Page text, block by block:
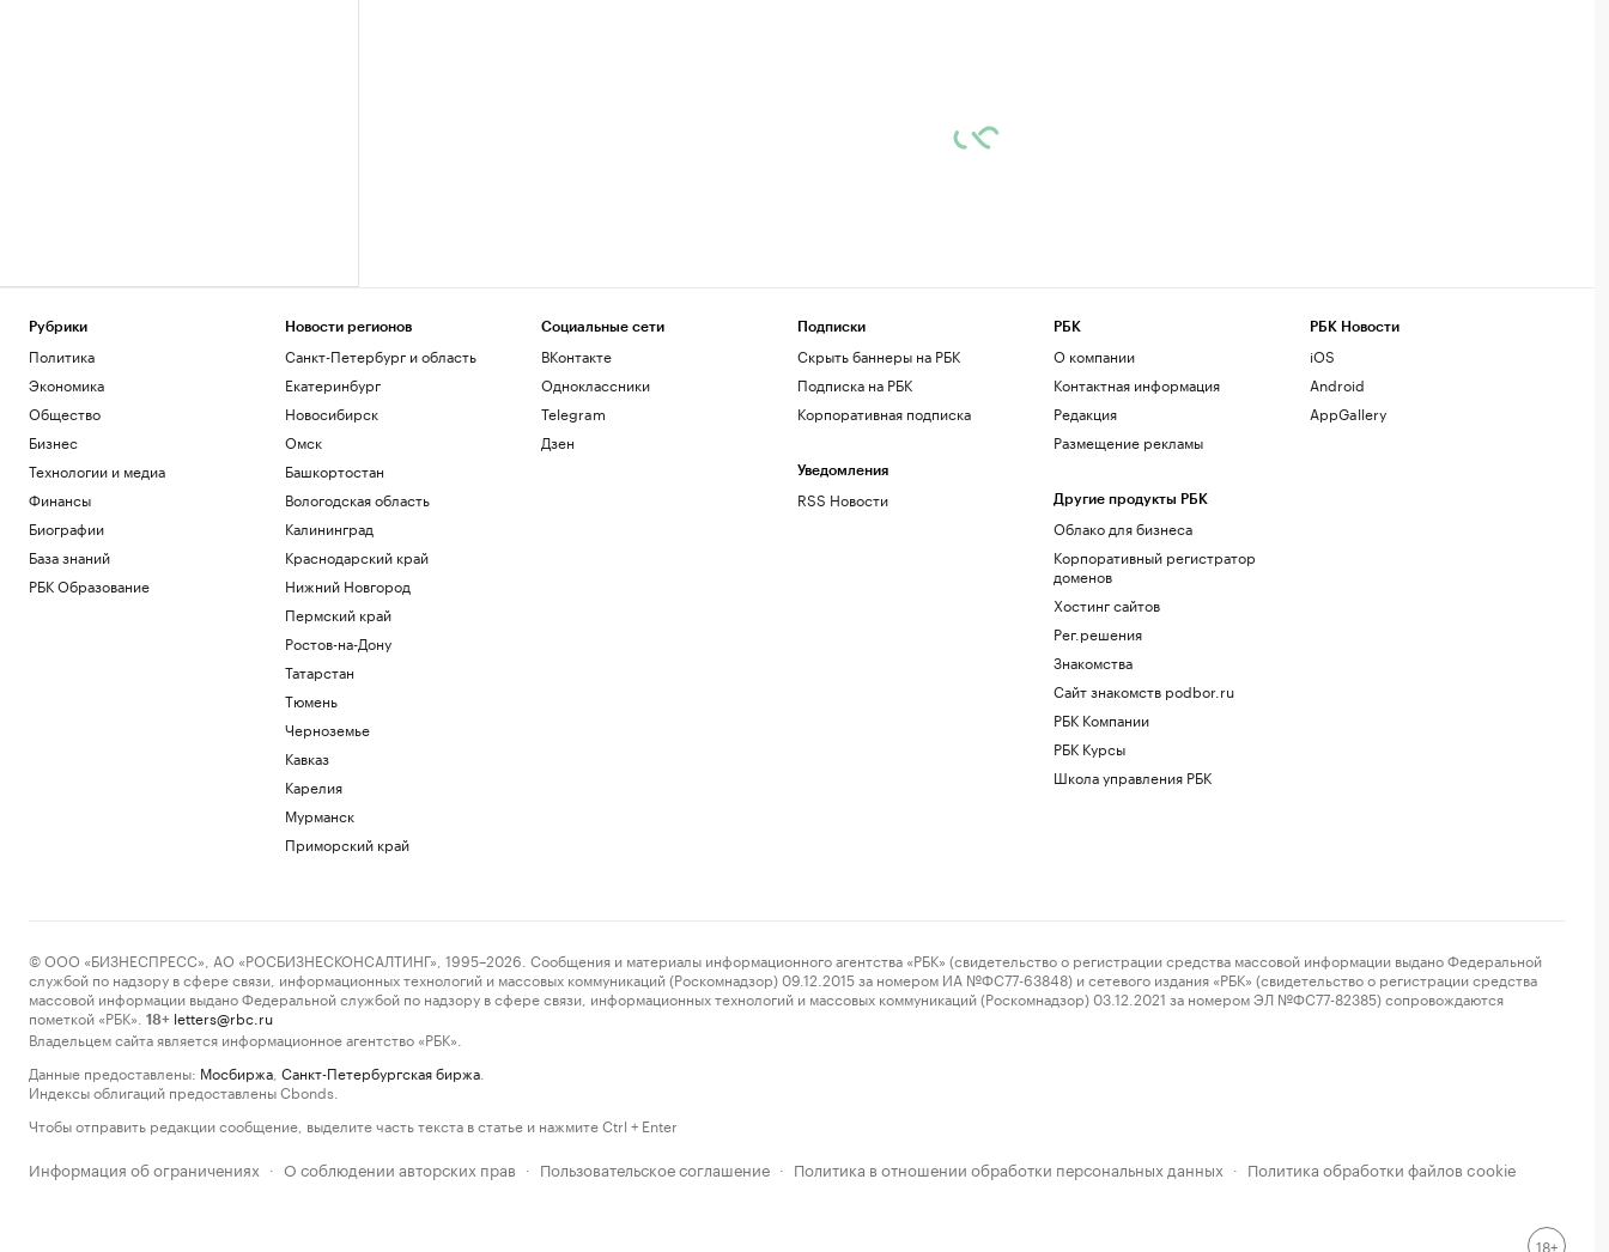
Рубрики
Политика
Экономика
Общество
Бизнес
Технологии и медиа
Финансы
Биографии
База знаний
РБК Образование
Новости регионов
Санкт-Петербург и область
Екатеринбург
Новосибирск
Омск
Башкортостан
Вологодская область
Калининград
Краснодарский край
Нижний Новгород
Пермский край
Ростов-на-Дону
Татарстан
Тюмень
Черноземье
Кавказ
Карелия
Мурманск
Приморский край
Социальные сети
ВКонтакте
Одноклассники
Telegram
Дзен
Подписки
Скрыть баннеры на РБК
Подписка на РБК
Корпоративная подписка
Уведомления
RSS Новости
РБК
О компании
Контактная информация
Редакция
Размещение рекламы
Другие продукты РБК
Облако для бизнеса
Корпоративный регистратор
доменов
Хостинг сайтов
Рег.решения
Знакомства
Сайт знакомств podbor.ru
РБК Компании
РБК Курсы
Школа управления РБК
РБК Новости
iOS
Android
AppGallery
© ООО «БИЗНЕСПРЕСС», АО «РОСБИЗНЕСКОНСАЛТИНГ», 1995–2026. Сообщения и материалы информационного агентства «РБК» (свидетельство о регистрации средства массовой информации выдано Федеральной
службой по надзору в сфере связи, информационных технологий и массовых коммуникаций (Роскомнадзор) 09.12.2015 за номером ИА №ФС77-63848) и сетевого издания «РБК» (свидетельство о регистрации средства
массовой информации выдано Федеральной службой по надзору в сфере связи, информационных технологий и массовых коммуникаций (Роскомнадзор) 03.12.2021 за номером ЭЛ №ФС77-82385) сопровождаются
пометкой «РБК».
18+ letters@rbc.ru
Владельцем сайта является информационное агентство «РБК».
Данные предоставлены: Мосбиржа Санкт-Петербургская биржа
Индексы облигаций предоставлены Cbonds.
Чтобы отправить редакции сообщение, выделите часть текста в статье и нажмите Ctrl + Enter
Информация об ограничениях · О соблюдении авторских прав · Пользовательское соглашение · Политика в отношении обработки персональных данных · Политика обработки файлов cookie
18+